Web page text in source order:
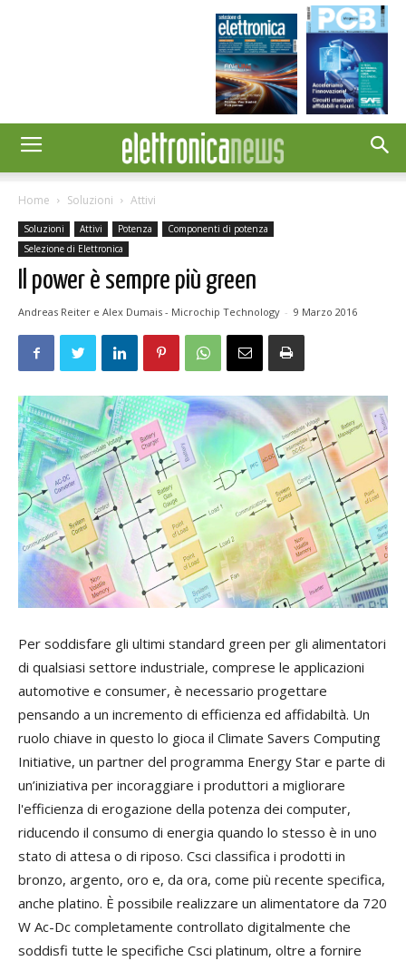
Home Soluzioni Attivi
Soluzioni Attivi Potenza
Componenti di potenza
Selezione di Elettronica
Il power è sempre più green
Andreas Reiter e Alex Dumais - Microchip Technology - 9 Marzo 2016
Per soddisfare gli ultimi standard green per gli alimentatori
di qualsiasi settore industriale, comprese le applicazioni
automotive e consumer, è necessario progettare
pensando a un incremento di efficienza ed affidabiltà. Un
ruolo chiave in questo lo gioca il Climate Savers Computing
Initiative, un partner del programma Energy Star e parte di
un’iniziativa per incoraggiare i produttori a migliorare
l'efficienza di erogazione della potenza dei computer,
riducendo il consumo di energia quando lo stesso è in uno
stato di attesa o di riposo. Csci classifica i prodotti in
bronzo, argento, oro e, da ora, come più recente specifica,
anche platino. È possibile realizzare un alimentatore da 720
W Ac-Dc completamente controllato digitalmente che
soddisfi tutte le specifiche Csci platinum, oltre a fornire